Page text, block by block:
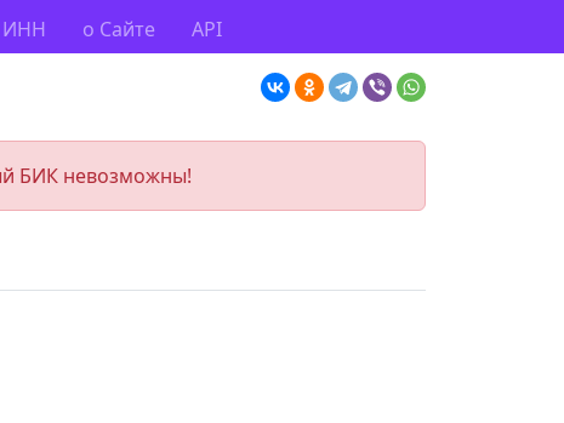
ИНН о Сайте API
БИК невозможны!